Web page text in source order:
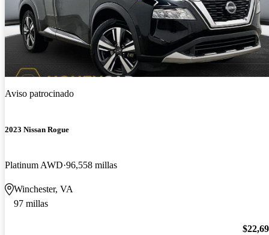
Aviso patrocinado
2023 Nissan Rogue
Platinum AWD 96,558 millas
Winchester, VA
97 millas